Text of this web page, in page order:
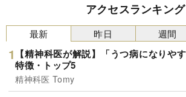
アクセスランキング
最新
【精神科医が解説】「うつ病になりや
特徴・トップ5
精神科医 Tomy
昨日 週間